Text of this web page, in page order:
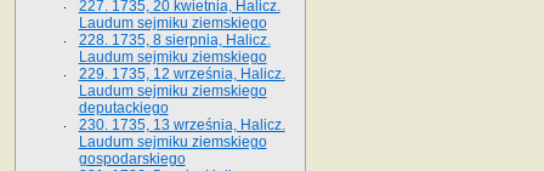
227. 1735, 20 kwietnia, Halicz.
Laudum sejmiku ziemskiego
228. 1735, 8 sierpnia, Halicz.
Laudum sejmiku ziemskiego
229. 1735, 12 września, Halicz.
Laudum sejmiku ziemskiego
deputackiego
230. 1735, 13 września, Halicz.
Laudum sejmiku ziemskiego
gospodarskiego